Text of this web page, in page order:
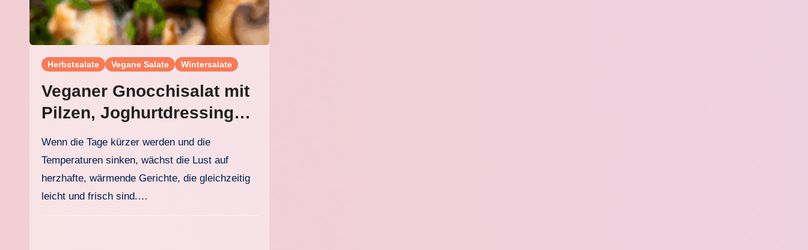
Herbstsalate Vegane Salate Wintersalate
Veganer Gnocchisalat mit
Pilzen, Joghurtdressing
und Walnuss-Topping
Wenn die Tage kürzer werden und die
Temperaturen sinken, wächst die Lust auf
herzhafte, wärmende Gerichte, die gleichzeitig
leicht und frisch sind.…